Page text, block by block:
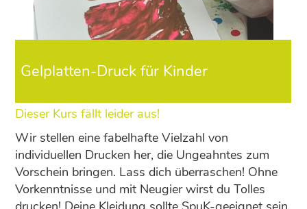
Gelplatten-Druck für Kinder
Dieser Kurs fällt leider aus!
Wir stellen eine fabelhafte Vielzahl von
individuellen Drucken her, die Ungeahntes zum
Vorschein bringen. Lass dich überraschen! Ohne
Vorkenntnisse und mit Neugier wirst du Tolles